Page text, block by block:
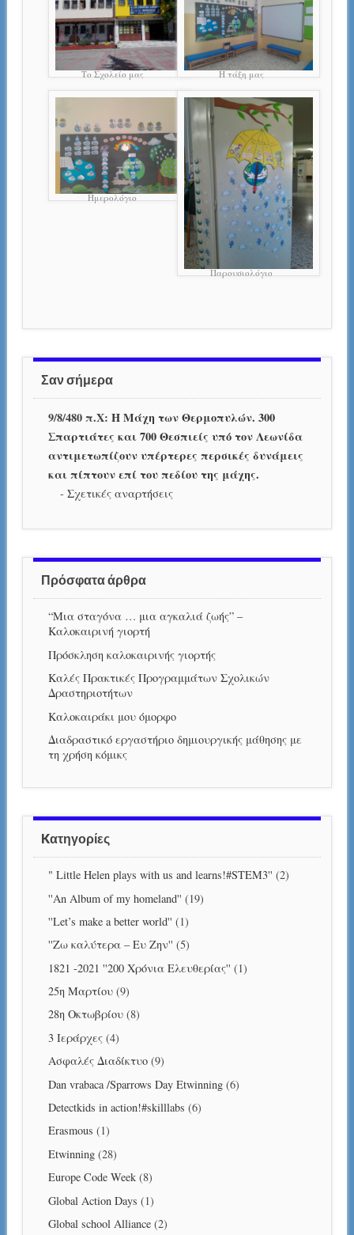
Το Σχολείο μας Η τάξη μας
Ημερολόγιο
Παρουσιολόγιο
Σαν σήμερα
9/8/480 π.Χ: Η Μάχη των Θερμοπυλών. 300
Σπαρτιάτες και 700 Θεσπιείς υπό τον Λεωνίδα
αντιμετωπίζουν υπέρτερες περσικές δυνάμεις
και πίπτουν επί του πεδίου της μάχης.
- Σχετικές αναρτήσεις
Πρόσφατα άρθρα
“Μια σταγόνα … μια αγκαλιά ζωής” –
Καλοκαιρινή γιορτή
Πρόσκληση καλοκαιρινής γιορτής
Καλές Πρακτικές Προγραμμάτων Σχολικών
Δραστηριοτήτων
Καλοκαιράκι μου όμορφο
Διαδραστικό εργαστήριο δημιουργικής μάθησης με
τη χρήση κόμικς
Kατηγορίες
" Little Helen plays with us and learns!#STEM3'' (2)
''An Album of my homeland'' (19)
''Let’s make a better world'' (1)
''Ζω καλύτερα – Ευ Ζην'' (5)
1821 -2021 ''200 Χρόνια Ελευθερίας'' (1)
25η Μαρτίου(9)
28η Οκτωβρίου(8)
3 Ιεράρχες(4)
Aσφαλές Διαδίκτυο(9)
Dan vrabaca /Sparrows Day Etwinning(6)
Detectkids in action!#skilllabs (6)
Erasmous (1)
Etwinning(28)
Europe Code Week(8)
Global Action Days (1)
Global school Alliance(2)